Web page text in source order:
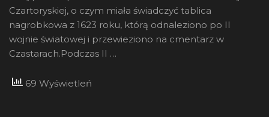
Czartoryskiej, o czym miała świadczyć tablica
nagrobkowa z 1623 roku, którą odnaleziono po II
wojnie światowej i przewieziono na cmentarz w
Czastarach.Podczas II …
69 Wyświetleń